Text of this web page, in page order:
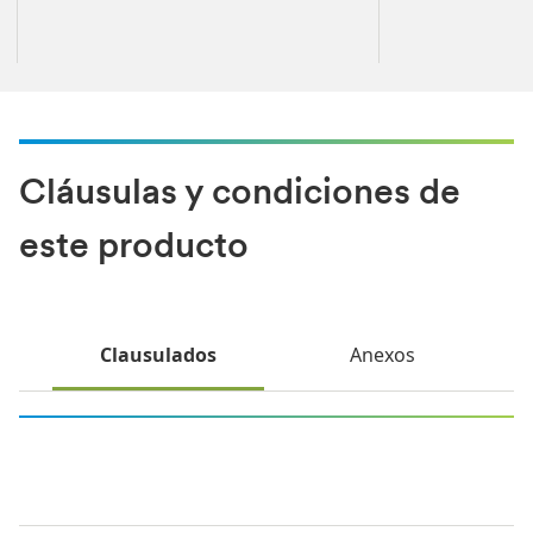
Cláusulas y condiciones de
este producto
Clausulados Anexos